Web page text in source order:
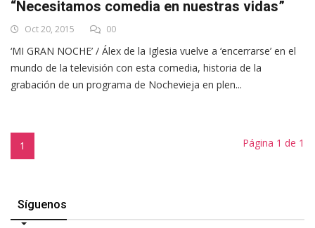
“Necesitamos comedia en nuestras vidas”
Oct 20, 2015 00
‘MI GRAN NOCHE’ / Álex de la Iglesia vuelve a ‘encerrarse’ en el
mundo de la televisión con esta comedia, historia de la
grabación de un programa de Nochevieja en plen...
1 Página 1 de 1
Síguenos